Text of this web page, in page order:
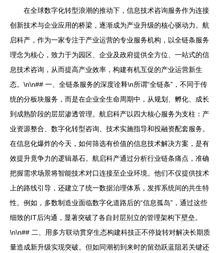
在全球数字化转型浪潮的推动下，信息技术咨询服务作为连接
创新技术与企业应用的桥梁，逐渐成为产业升级的核心驱动力。航
启科产，作为一家专注于产业运营的专业服务机构，以全链条服务
理念为核心，致力于为园区、企业及政府提供全方位、一站式的信
息技术咨询，从而提高产业效率，构建有机互促的产业运营新生
态。\n\n## 一、全链条服务的深度诠释\n所谓“全链条”，不同于传
统的分板块服务，而是在企业全生命周期中，从规划、孵化、成长
到成熟阶段的层层渗透管理。航启科产以四大核心服务为支柱：产
业资源整合、数字化转型咨询、技术实施指导和投融资配套服务。
在信息化爆炸的今天，如何筛选有价值的信息技术解决方案，是有
效提升竟争力的逻辑基石。航启科产通过分析行业链条痛点，准确
把握需求场景将智能技术对口连接至企业环境。他们不仅提供技术
上的路线引导，还建立了统一数据治理体系，发挥系统间的共生特
性。例如，多数制造业面临数字化道路后的“信息孤岛”，通过这些
细致的IT后沟通，显著突破了各自封层别立的管理架构下壁垒。
\n\n## 二、用多方联动贯穿生态构建科技正不停旋转对解决长期质
量造成新升级实现突破。但如同潮初到来时的留劲跃蓝阻若关键还